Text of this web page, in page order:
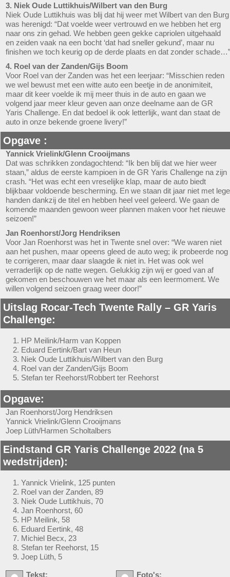
3. Niek Oude Luttikhuis/Wilbert van den Burg
Niek Oude Luttikhuis was blij dat hij weer met Wilbert van den Burg
was herenigd: “Dat voelde weer vertrouwd en we hebben het erg
naar ons zin gehad. We hebben geen gekke capriolen uitgehaald
en zeiden vaak na een bocht ‘dat had sneller gekund’, maar nu
finishen we toch keurig op de derde plaats en dat zonder schade…”
4. Roel van der Zanden/Gijs Boom
Voor Roel van der Zanden was het een leerjaar: “Misschien reden
we wel bewust met een witte auto een beetje in de anonimiteit,
maar dit keer voelde ik mij meer thuis in de auto en gaan we
volgend jaar meer kleur geven aan onze deelname aan de GR
Yaris Challenge. En dat bedoel ik ook letterlijk, want dan staat de
auto in onze bekende groene livery!”
Opgave :
Yannick Vrielink/Glenn Crooijmans
Dat was schrikken zondagochtend: “Ik ben blij dat we hier weer
staan,” aldus de eerste kampioen in de GR Yaris Challenge na zijn
crash. “Het was echt een vreselijke klap, maar de auto biedt
blijkbaar voldoende bescherming. En we staan dit jaar niet met lege
handen dankzij de titel en hebben heel veel geleerd. We gaan de
komende maanden gewoon weer plannen maken voor het nieuwe
seizoen!”
Jan Roenhorst/Jorg Hendriksen
Voor Jan Roenhorst was het in Twente snel over: “We waren niet
aan het pushen, maar opeens gleed de auto weg; ik probeerde nog
te corrigeren, maar daar slaagde ik niet in. Het was ook wel
verraderlijk op de natte wegen. Gelukkig zijn wij er goed van af
gekomen en beschouwen we het maar als een leermoment. We
willen volgend seizoen graag weer door!”
Uitslag Rocar-Tech Twente Rally – GR Yaris
Challenge:
HP Meilink/Harm van Koppen
Eduard Eertink/Bart van Heun
Niek Oude Luttikhuis/Wilbert van den Burg
Roel van der Zanden/Gijs Boom
Stefan ter Reehorst/Robbert ter Reehorst
Opgave:
Jan Roenhorst/Jorg Hendriksen
Yannick Vrielink/Glenn Crooijmans
Joep Lüth/Harmen Scholtalbers
Eindstand GR Yaris Challenge 2022 (na 5
wedstrijden):
Yannick Vrielink, 125 punten
Roel van der Zanden, 89
Niek Oude Luttikhuis, 70
Jan Roenhorst, 60
HP Meilink, 58
Eduard Eertink, 48
Michiel Becx, 23
Stefan ter Reehorst, 15
Joep Lüth, 5
Tekst: Foto's: